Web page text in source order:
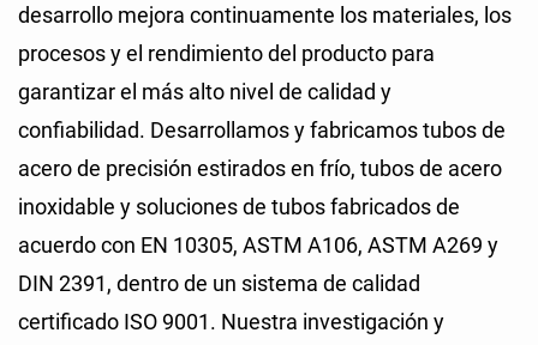
desarrollo mejora continuamente los materiales, los
procesos y el rendimiento del producto para
garantizar el más alto nivel de calidad y
confiabilidad. Desarrollamos y fabricamos tubos de
acero de precisión estirados en frío, tubos de acero
inoxidable y soluciones de tubos fabricados de
acuerdo con EN 10305, ASTM A106, ASTM A269 y
DIN 2391, dentro de un sistema de calidad
certificado ISO 9001. Nuestra investigación y